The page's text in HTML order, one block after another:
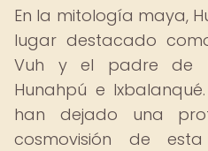
En la mitología maya,
lugar destacado
Vuh y el padre de
Hunahpú e
han dejado una
cosmovisión de